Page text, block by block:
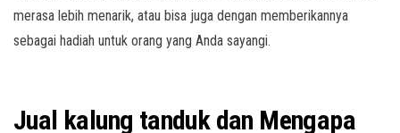
merasa lebih menarik, atau bisa juga dengan memberikannya
sebagai hadiah untuk orang yang Anda sayangi.
Jual kalung tanduk dan Mengapa